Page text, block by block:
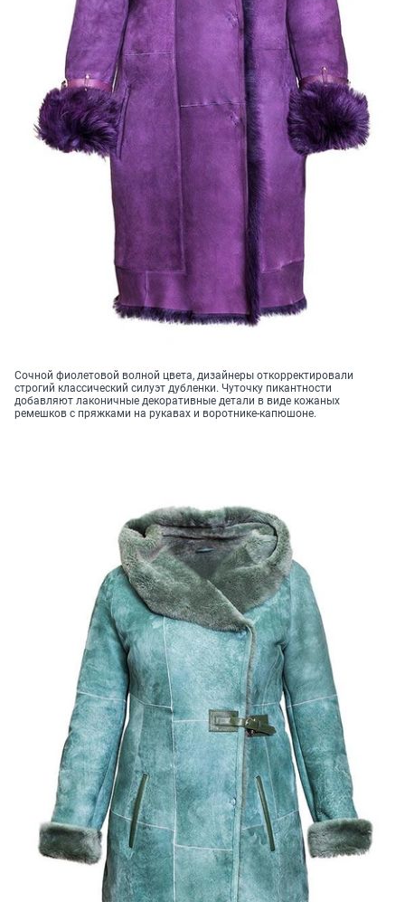
Сочной фиолетовой волной цвета, дизайнеры откорректировали
строгий классический силуэт дубленки. Чуточку пикантности
добавляют лаконичные декоративные детали в виде кожаных
ремешков с пряжками на рукавах и воротнике-капюшоне.